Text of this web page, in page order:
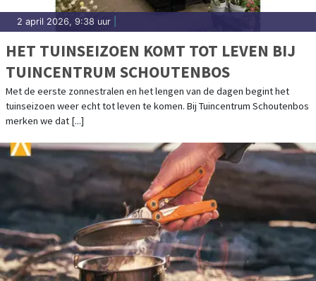
2 april 2026, 9:38 uur
HET TUINSEIZOEN KOMT TOT LEVEN BIJ
TUINCENTRUM SCHOUTENBOS
Met de eerste zonnestralen en het lengen van de dagen begint het
tuinseizoen weer echt tot leven te komen. Bij Tuincentrum Schoutenbos
merken we dat [...]